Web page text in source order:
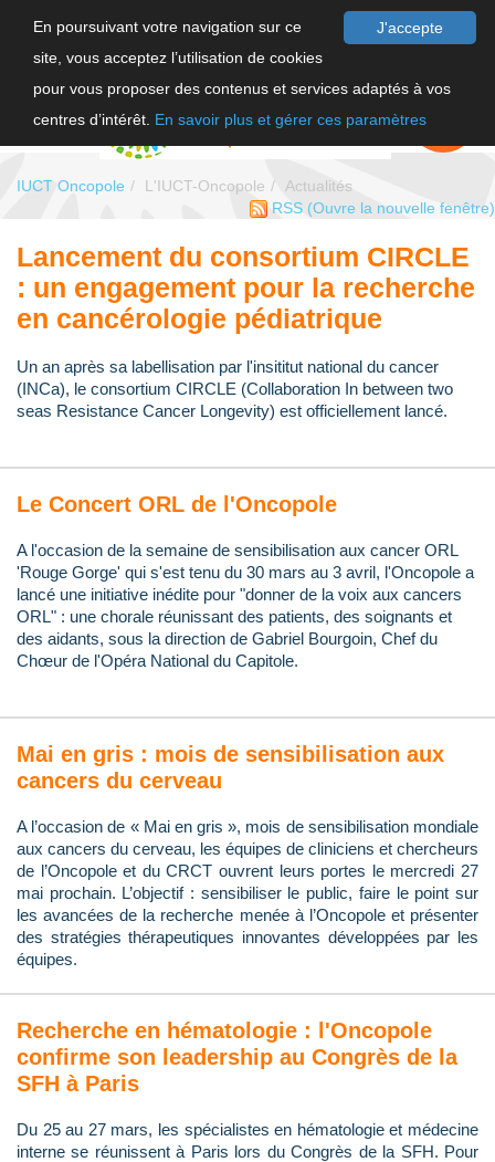
J'accepte
En poursuivant votre navigation sur ce
site, vous acceptez l’utilisation de cookies
pour vous proposer des contenus et services adaptés à vos
centres d’intérêt. En savoir plus et gérer ces paramètres
FAIRE UN
DON
IUCT Oncopole L'IUCT-Oncopole
Actualités
RSS (Ouvre la nouvelle fenêtre)
Lancement du consortium CIRCLE
: un engagement pour la recherche
en cancérologie pédiatrique
Un an après sa labellisation par l'insititut national du cancer
(INCa), le consortium CIRCLE (Collaboration In between two
seas Resistance Cancer Longevity) est officiellement lancé.
Le Concert ORL de l'Oncopole
A l'occasion de la semaine de sensibilisation aux cancer ORL
'Rouge Gorge' qui s'est tenu du 30 mars au 3 avril, l'Oncopole a
lancé une initiative inédite pour "donner de la voix aux cancers
ORL" : une chorale réunissant des patients, des soignants et
des aidants, sous la direction de Gabriel Bourgoin, Chef du
Chœur de l'Opéra National du Capitole.
Mai en gris : mois de sensibilisation aux
cancers du cerveau
A l’occasion de « Mai en gris », mois de sensibilisation mondiale
aux cancers du cerveau, les équipes de cliniciens et chercheurs
de l’Oncopole et du CRCT ouvrent leurs portes le mercredi 27
mai prochain. L’objectif : sensibiliser le public, faire le point sur
les avancées de la recherche menée à l’Oncopole et présenter
des stratégies thérapeutiques innovantes développées par les
équipes.
Recherche en hématologie : l'Oncopole
confirme son leadership au Congrès de la
SFH à Paris
Du 25 au 27 mars, les spécialistes en hématologie et médecine
interne se réunissent à Paris lors du Congrès de la SFH. Pour